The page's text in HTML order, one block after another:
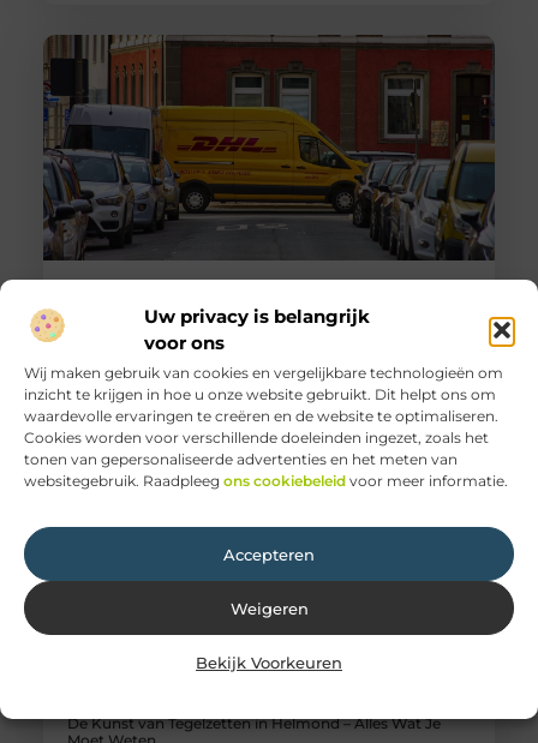
Uw privacy is belangrijk
voor ons
Wij maken gebruik van cookies en vergelijkbare technologieën om
inzicht te krijgen in hoe u onze website gebruikt. Dit helpt ons om
waardevolle ervaringen te creëren en de website te optimaliseren.
Cookies worden voor verschillende doeleinden ingezet, zoals het
tonen van gepersonaliseerde advertenties en het meten van
websitegebruik. Raadpleeg ons cookiebeleid voor meer informatie.
Accepteren
Weigeren
Bekijk Voorkeuren
Hoofddorp voor Uw Bedrijf
De levensader van elke succesvolle onderneming is
Voor lokale bedrijven, vrachtbedrijven en logistieke
professionals in Hoofddorp
De Kunst van Tegelzetten in Helmond – Alles Wat Je